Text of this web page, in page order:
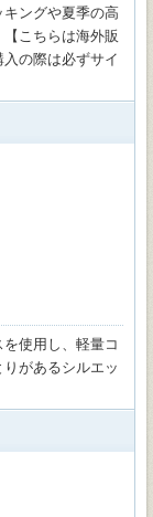
ングや夏季の高
こちらは海外販
の際は必ずサイ
使用し、軽量コ
があるシルエッ